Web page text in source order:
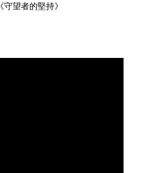
《守望者的堅持》